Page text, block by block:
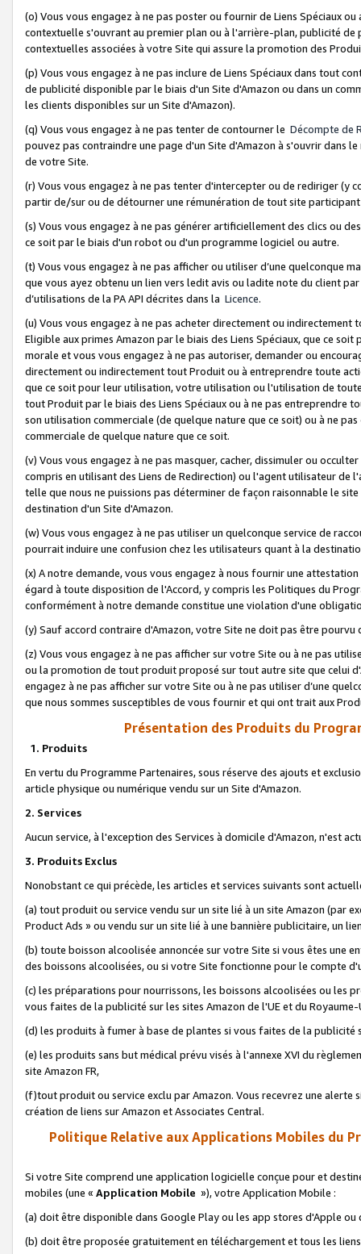
(o) Vous vous engagez à ne pas poster ou fournir de Liens Spéciaux
contextuelle s'ouvrant au premier plan ou à l'arrière-plan, publicité
contextuelles associées à votre Site qui assure la promotion des
(p) Vous vous engagez à ne pas inclure de Liens Spéciaux dans tout
de publicité disponible par le biais d'un Site d'Amazon ou dans un
les clients disponibles sur un Site d'Amazon).
(q) Vous vous engagez à ne pas tenter de contourner le Décompte de
pouvez pas contraindre une page d'un Site d'Amazon à s'ouvrir dans
de votre Site.
(r) Vous vous engagez à ne pas tenter d'intercepter ou de rediriger
partir de/sur ou de détourner une rémunération de tout site
(s) Vous vous engagez à ne pas générer artificiellement des clics ou
ce soit par le biais d'un robot ou d'un programme logiciel ou autre.
(t) Vous vous engagez à ne pas afficher ou utiliser d’une quelconque
que vous ayez obtenu un lien vers ledit avis ou ladite note du client
d’utilisations de la PA API décrites dans la Licence.
(u) Vous vous engagez à ne pas acheter directement ou
Eligible aux primes Amazon par le biais des Liens Spéciaux, que ce
morale et vous vous engagez à ne pas autoriser, demander ou
directement ou indirectement tout Produit ou à entreprendre toute
que ce soit pour leur utilisation, votre utilisation ou l'utilisation de
tout Produit par le biais des Liens Spéciaux ou à ne pas entreprendre
son utilisation commerciale (de quelque nature que ce soit) ou à ne
commerciale de quelque nature que ce soit.
(v) Vous vous engagez à ne pas masquer, cacher, dissimuler ou
compris en utilisant des Liens de Redirection) ou l'agent utilisateur
telle que nous ne puissions pas déterminer de façon raisonnable le
destination d'un Site d'Amazon.
(w) Vous vous engagez à ne pas utiliser un quelconque service de
pourrait induire une confusion chez les utilisateurs quant à la
(x) A notre demande, vous vous engagez à nous fournir une
égard à toute disposition de l'Accord, y compris les Politiques du
conformément à notre demande constitue une violation d'une
(y) Sauf accord contraire d'Amazon, votre Site ne doit pas être
(z) Vous vous engagez à ne pas afficher sur votre Site ou à ne pas
ou la promotion de tout produit proposé sur tout autre site que celui
engagez à ne pas afficher sur votre Site ou à ne pas utiliser d’une
que nous sommes susceptibles de vous fournir et qui ont trait aux
Présentation des Produits du
1. Produits
En vertu du Programme Partenaires, sous réserve des ajouts et
article physique ou numérique vendu sur un Site d'Amazon.
2. Services
Aucun service, à l'exception des Services à domicile d'Amazon, n'est
3. Produits Exclus
Nonobstant ce qui précède, les articles et services suivants sont
(a) tout produit ou service vendu sur un site lié à un site Amazon (par
Product Ads » ou vendu sur un site lié à une bannière publicitaire, un
(b) toute boisson alcoolisée annoncée sur votre Site si vous êtes une
des boissons alcoolisées, ou si votre Site fonctionne pour le compte
(c) les préparations pour nourrissons, les boissons alcoolisées ou les
vous faites de la publicité sur les sites Amazon de l'UE et du Royaume-
(d) les produits à fumer à base de plantes si vous faites de la publicité
(e) les produits sans but médical prévu visés à l'annexe XVI du
site Amazon FR,
(f)tout produit ou service exclu par Amazon. Vous recevrez une alerte
création de liens sur Amazon et Associates Central.
Politique Relative aux Applications Mobiles du
Si votre Site comprend une application logicielle conçue pour et
mobiles (une « Application Mobile »), votre Application Mobile :
(a) doit être disponible dans Google Play ou les app stores d'Apple ou
(b) doit être proposée gratuitement en téléchargement et tous les